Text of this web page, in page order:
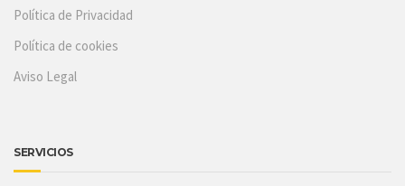
Política de Privacidad
Política de cookies
Aviso Legal
SERVICIOS